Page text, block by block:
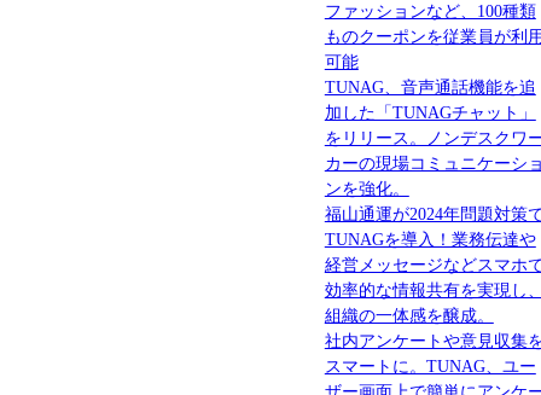
ファッションなど、100種類
ものクーポンを従業員が利
可能
TUNAG、音声通話機能を追
加した「TUNAGチャット」
をリリース。ノンデスクワ
カーの現場コミュニケーシ
ンを強化。
福山通運が2024年問題対策
TUNAGを導入！業務伝達や
経営メッセージなどスマホ
効率的な情報共有を実現し
組織の一体感を醸成。
社内アンケートや意見収集
スマートに。TUNAG、ユー